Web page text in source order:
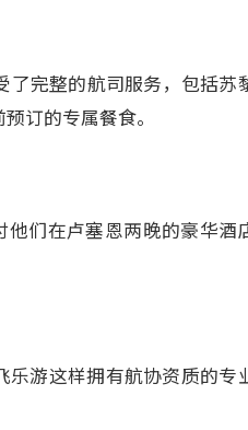
了完整的航司服务，包括苏
订的专属餐食。
们在卢塞恩两晚的豪华酒
游这样拥有航协资质的专